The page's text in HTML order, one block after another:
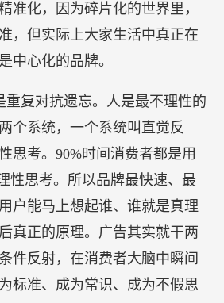
是在“行业有领导品牌，但消费者心中没
三个机会，其思考的过程叫媒体变了，
关心的问题跟我们想说的问题往往不是一
的关注通常要从各个角度各个维度去
去讲。
趋势。第一，一个品牌要被引
准化，因为碎片化的世界里，
，但实际上大家生活中真正在
中心化的品牌。